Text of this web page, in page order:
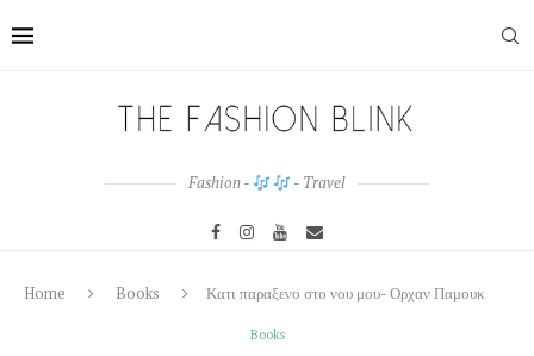
Fashion - - Travel
Home Books Κατι παραξενο στο νου μου- Ορχαν Παμουκ
Books